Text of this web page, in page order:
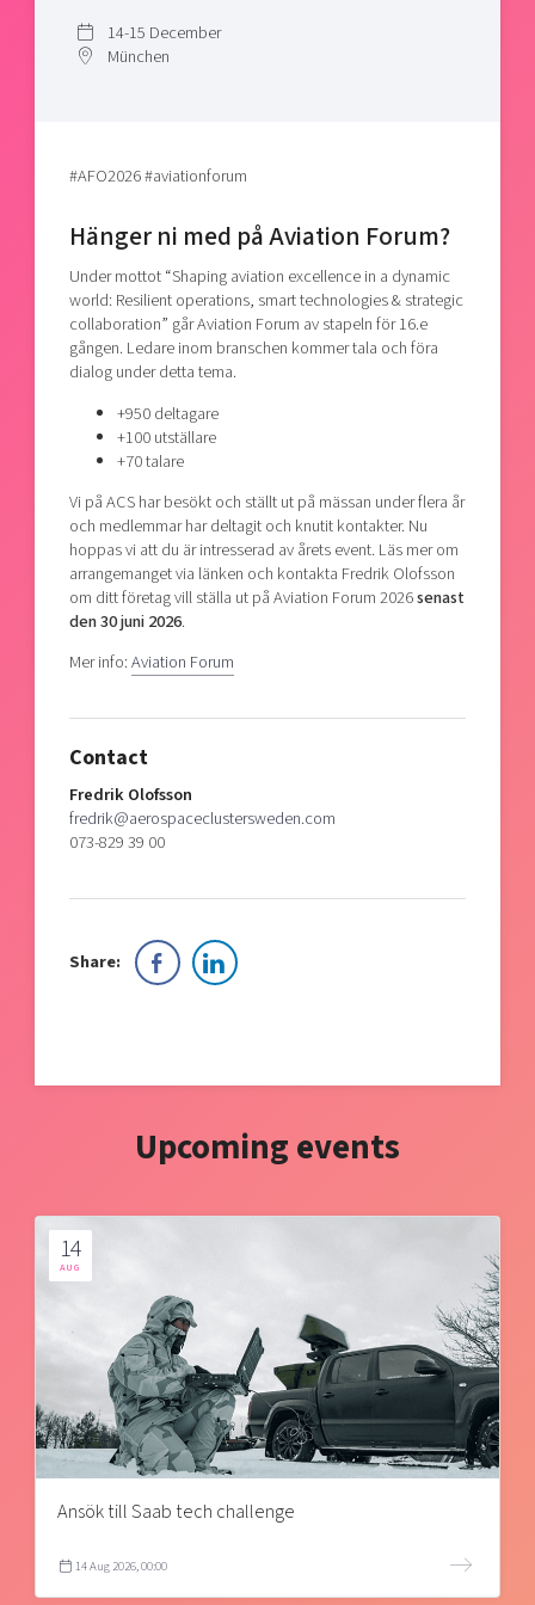
Shaping cities and regions
Reversed mentorship
Current offers and activities
Upscaling
Talent & skills
Funding opportunities
Our community of companies
Projects
Our clusters
Reach out to us
Locations
Today's lunch in Mjärdevi
14-15 December
München
#AFO2026 #aviationforum
Hänger ni med på Aviation Forum?
Under mottot “Shaping aviation excellence in a dynamic
world: Resilient operations, smart technologies & strategic
collaboration” går Aviation Forum av stapeln för 16.e
gången. Ledare inom branschen kommer tala och föra
dialog under detta tema.
+950 deltagare
+100 utställare
+70 talare
Vi på ACS har besökt och ställt ut på mässan under flera år
och medlemmar har deltagit och knutit kontakter. Nu
hoppas vi att du är intresserad av årets event. Läs mer om
arrangemanget via länken och kontakta Fredrik Olofsson
om ditt företag vill ställa ut på Aviation Forum 2026senast
den 30 juni 2026.
Mer info:Aviation Forum
Contact
Fredrik Olofsson
fredrik@aerospaceclustersweden.com
073-829 39 00
Share:
Upcoming events
14
AUG
Ansök till Saab tech challenge
14 Aug 2026, 00:00